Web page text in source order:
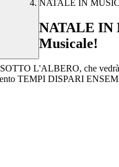
NATALE IN
NATALE IN
Musicale!
L'ALBERO, che
TEMPI DISPARI